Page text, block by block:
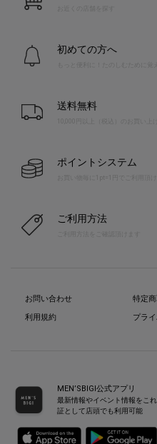
お近くの店舗を探す
初めての方へ
送料無料
10,000円以上（税込）のお買い上
ポイントシステム
お買い物毎に1pt=1円でご利用頂け
ご利用方法
お問い合わせ
利用規約
特定
プラ
MEN’SBIGI公式アプリ
最新情報やイベント情報をこ
証として店頭でも利用可能